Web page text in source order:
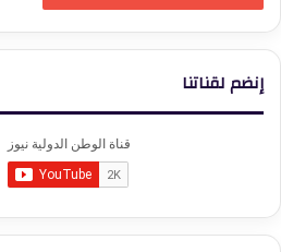
إنضم لقناتنا